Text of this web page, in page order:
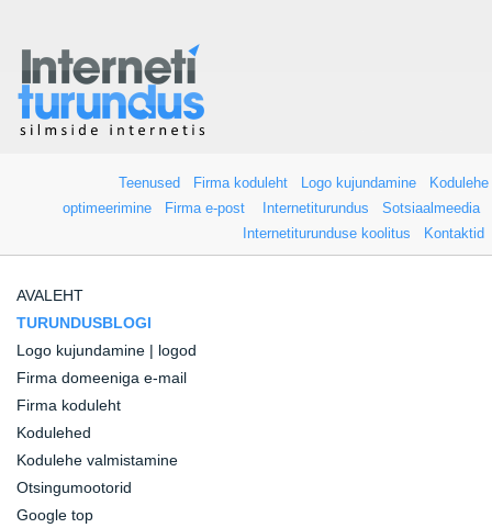
Teenused Firma koduleht Logo kujundamine
Kodulehe
optimeerimine
Firma e-post Internetiturundus
Sotsiaalmeedia
Internetiturunduse koolitus
Kontaktid
AVALEHT
TURUNDUSBLOGI
Logo kujundamine | logod
Firma domeeniga e-mail
Firma koduleht
Kodulehed
Kodulehe valmistamine
Otsingumootorid
Google top